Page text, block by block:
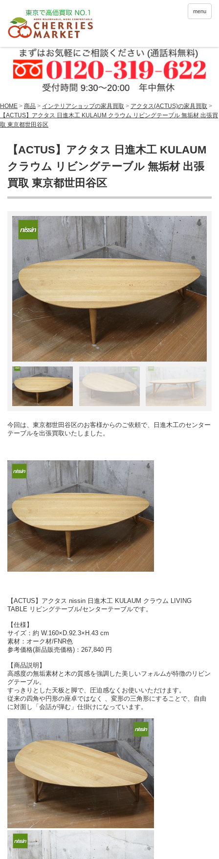
menu
HOME > 商品 > インテリアショップの家具買取 > アクタス(ACTUS)の家具買取 >
【ACTUS】アクタス 日進木工 KULAUM クラウム リビングテーブル 無垢材 出張買
取 東京都世田谷区
【ACTUS】アクタス 日進木工 KULAUM
クラウム リビングテーブル 無垢材 出張
買取 東京都世田谷区
今回は、東京都世田谷区のお客様からのご依頼で、日進木工のセンター
テーブルを出張買取いたしました。
【ACTUS】アクタス nissin 日進木工 KULAUM クラウム LIVING
TABLE リビングテーブル/センターテーブルです。
【仕様】
サイズ：約 W.160×D.92.3×H.43 cm
素材：オーク材/FNR色
参考価格(新品販売価格)：267,840 円
【商品説明】
高感度の無垢素材と木の質感を強調した美しいフォルムが特徴のリビン
グテーブル。
すっきりとした天板と脚で、圧迫感なくお使いいただけます。
従来の四角や円形の座卓ではなく 、変形の三角形にすることで、自由
に対面し「会話が弾む」仕掛けになっています。